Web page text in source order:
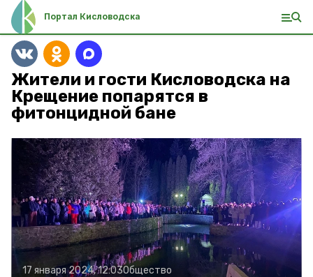
Портал Кисловодска
Жители и гости Кисловодска на
Крещение попарятся в
фитонцидной бане
17 января 2024, 12:03Общество